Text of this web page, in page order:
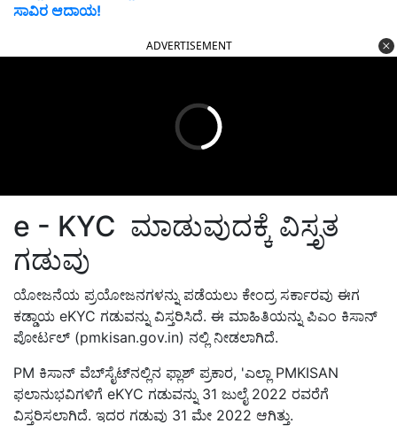
ಸಾವಿರ ಆದಾಯ!
ADVERTISEMENT
e - KYC ಮಾಡುವುದಕ್ಕೆ ವಿಸ್ತೃತ
ಗಡುವು
ಯೋಜನೆಯ ಪ್ರಯೋಜನಗಳನ್ನು ಪಡೆಯಲು ಕೇಂದ್ರ ಸರ್ಕಾರವು ಈಗ
ಕಡ್ಡಾಯ eKYC ಗಡುವನ್ನು ವಿಸ್ತರಿಸಿದೆ. ಈ ಮಾಹಿತಿಯನ್ನು ಪಿಎಂ ಕಿಸಾನ್
ಪೋರ್ಟಲ್ (pmkisan.gov.in) ನಲ್ಲಿ ನೀಡಲಾಗಿದೆ.
PM ಕಿಸಾನ್ ವೆಬ್‌ಸೈಟ್‌ನಲ್ಲಿನ ಫ್ಲಾಶ್ ಪ್ರಕಾರ, 'ಎಲ್ಲಾ PMKISAN
ಫಲಾನುಭವಿಗಳಿಗೆ eKYC ಗಡುವನ್ನು 31 ಜುಲೈ 2022 ರವರೆಗೆ
ವಿಸ್ತರಿಸಲಾಗಿದೆ. ಇದರ ಗಡುವು 31 ಮೇ 2022 ಆಗಿತ್ತು.